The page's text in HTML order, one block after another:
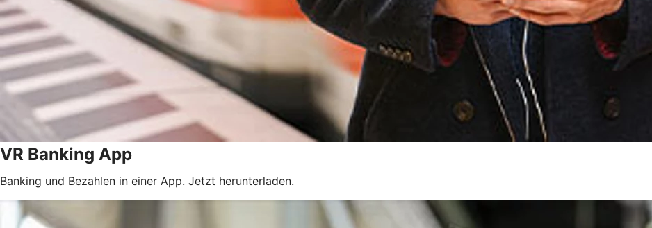
VR Banking App
Banking und Bezahlen in einer App. Jetzt herunterladen.